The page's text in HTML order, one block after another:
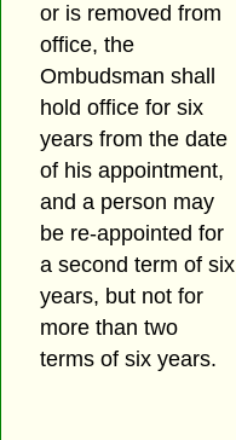
or is removed from
office, the
Ombudsman shall
hold office for six
years from the date
of his appointment,
and a person may
be re-appointed for
a second term of six
years, but not for
more than two
terms of six years.